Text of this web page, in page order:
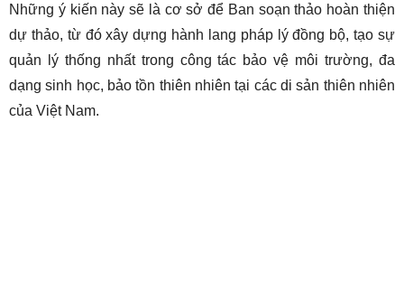
Những ý kiến này sẽ là cơ sở để Ban soạn thảo hoàn thiện
dự thảo, từ đó xây dựng hành lang pháp lý đồng bộ, tạo sự
quản lý thống nhất trong công tác bảo vệ môi trường, đa
dạng sinh học, bảo tồn thiên nhiên tại các di sản thiên nhiên
của Việt Nam.